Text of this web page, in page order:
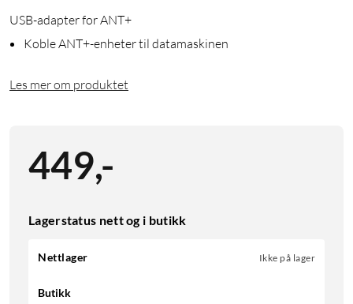
USB-adapter for ANT+
Koble ANT+-enheter til datamaskinen
Les mer om produktet
449,-
Lagerstatus nett og i butikk
Nettlager Ikke på lager
Butikk